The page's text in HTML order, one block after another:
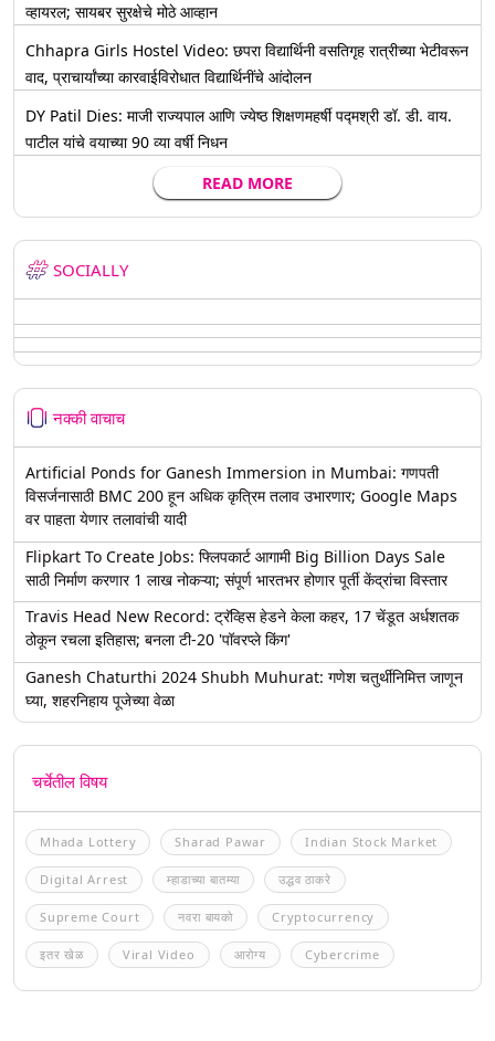
व्हायरल; सायबर सुरक्षेचे मोठे आव्हान
Chhapra Girls Hostel Video: छपरा विद्यार्थिनी वसतिगृह रात्रीच्या भेटीवरून
वाद, प्राचार्यांच्या कारवाईविरोधात विद्यार्थिनींचे आंदोलन
DY Patil Dies: माजी राज्यपाल आणि ज्येष्ठ शिक्षणमहर्षी पद्मश्री डॉ. डी. वाय.
पाटील यांचे वयाच्या 90 व्या वर्षी निधन
READ MORE
SOCIALLY
नक्की वाचाच
Artificial Ponds for Ganesh Immersion in Mumbai: गणपती
विसर्जनासाठी BMC 200 हून अधिक कृत्रिम तलाव उभारणार; Google Maps
वर पाहता येणार तलावांची यादी
Flipkart To Create Jobs: फ्लिपकार्ट आगामी Big Billion Days Sale
साठी निर्माण करणार 1 लाख नोकऱ्या; संपूर्ण भारतभर होणार पूर्ती केंद्रांचा विस्तार
Travis Head New Record: ट्रॅव्हिस हेडने केला कहर, 17 चेंडूत अर्धशतक
ठोकून रचला इतिहास; बनला टी-20 'पॉवरप्ले किंग'
Ganesh Chaturthi 2024 Shubh Muhurat: गणेश चतुर्थीनिमित्त जाणून
घ्या, शहरनिहाय पूजेच्या वेळा
चर्चेतील विषय
Mhada Lottery Sharad Pawar Indian Stock Market
Digital Arrest म्हाडाच्या बातम्या उद्धव ठाकरे
Supreme Court नवरा बायको Cryptocurrency
इतर खेळ Viral Video आरोग्य Cybercrime